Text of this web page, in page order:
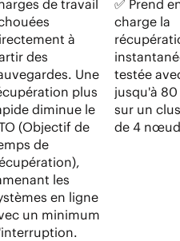
de travail
à
des
Une
plus
diminue le
(Objectif de
de
les
en ligne
un minimum
✅ Prend
charge la
testée
jusqu'à 80
sur un
de 4